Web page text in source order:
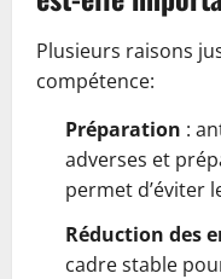
Plusieurs raisons
compétence:
Préparation :
adverses et
permet d’éviter
Réduction des
cadre stable